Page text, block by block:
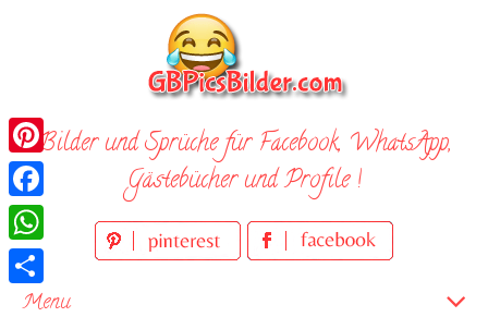
Bilder und Sprüche für Facebook, WhatsApp,
Gästebücher und Profile !
Menu
Pinterest
Facebook
WhatsApp
Teilen